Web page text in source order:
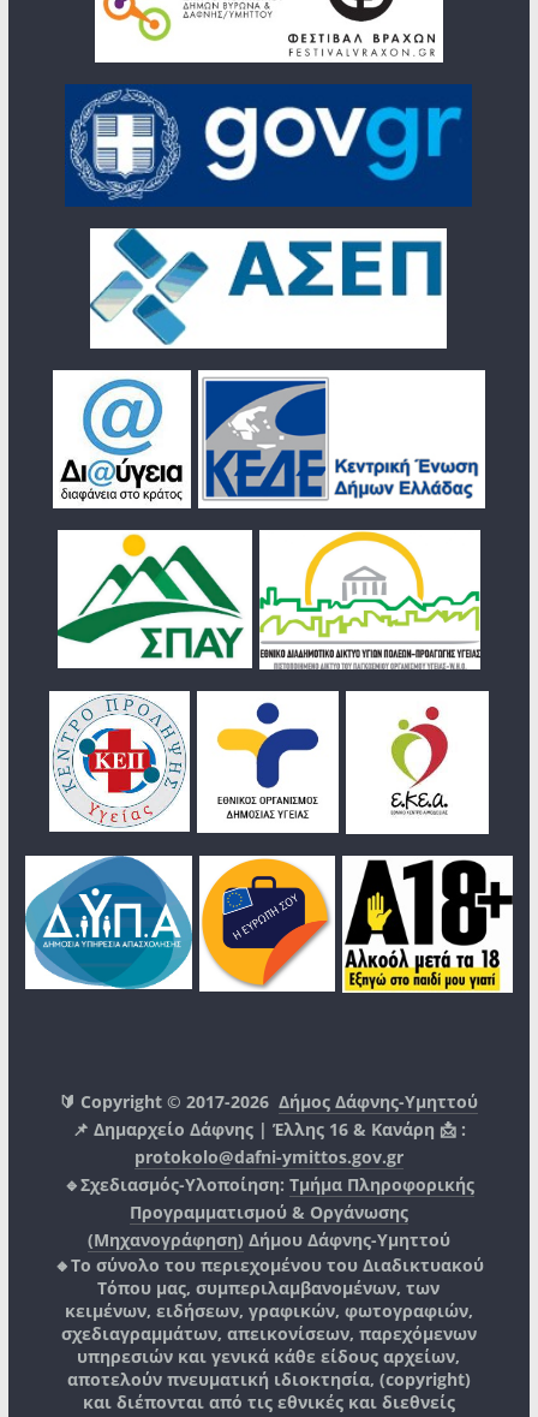
🔰 Copyright © 2017-2026Δήμος Δάφνης-Υμηττού
📌 Δημαρχείο Δάφνης | Έλλης 16 & Κανάρη 📩 :
protokolo@dafni-ymittos.gov.gr
🔹Σχεδιασμός-Υλοποίηση: Τμήμα Πληροφορικής
Προγραμματισμού & Οργάνωσης
(Μηχανογράφηση) Δήμου Δάφνης-Υμηττού
🔸Το σύνολο του περιεχομένου του Διαδικτυακού
Τόπου μας, συμπεριλαμβανομένων, των
κειμένων, ειδήσεων, γραφικών, φωτογραφιών,
σχεδιαγραμμάτων, απεικονίσεων, παρεχόμενων
υπηρεσιών και γενικά κάθε είδους αρχείων,
αποτελούν πνευματική ιδιοκτησία, (copyright)
και διέπονται από τις εθνικές και διεθνείς